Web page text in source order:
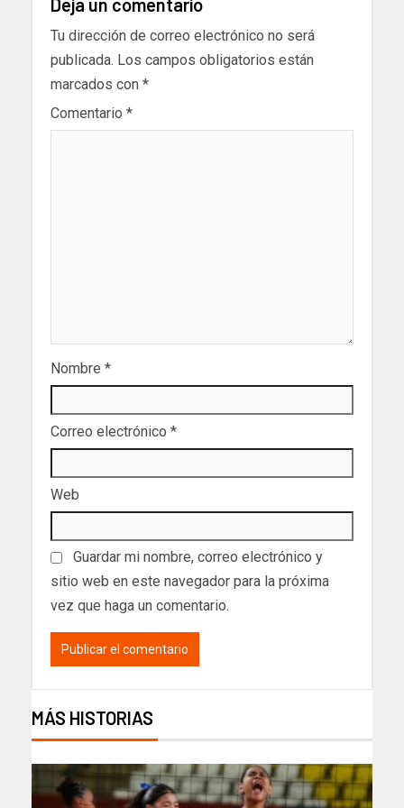
Deja un comentario
Tu dirección de correo electrónico no será
publicada. Los campos obligatorios están
marcados con *
Comentario *
Nombre *
Correo electrónico *
Web
Guardar mi nombre, correo electrónico y
sitio web en este navegador para la próxima
vez que haga un comentario.
MÁS HISTORIAS